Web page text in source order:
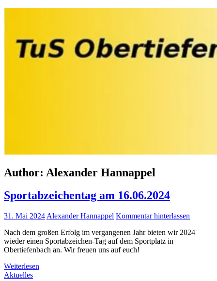
Author: Alexander Hannappel
Sportabzeichentag am 16.06.2024
31. Mai 2024 Alexander Hannappel Kommentar hinterlassen
Nach dem großen Erfolg im vergangenen Jahr bieten wir 2024
wieder einen Sportabzeichen-Tag auf dem Sportplatz in
Obertiefenbach an. Wir freuen uns auf euch!
Weiterlesen
Aktuelles